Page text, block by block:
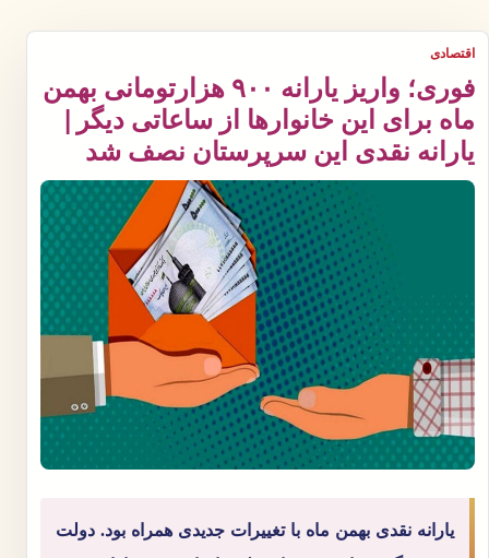
اقتصادی
فوری؛ واریز یارانه ۹۰۰ هزارتومانی بهمن
ماه برای این خانوارها از ساعاتی دیگر |
یارانه نقدی این سرپرستان نصف شد
یارانه نقدی بهمن ماه با تغییرات جدیدی همراه بود. دولت